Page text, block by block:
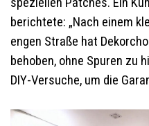
berichtete: „Nach einem
engen Straße hat
behoben, ohne Spuren zu
DIY-Versuche, um die